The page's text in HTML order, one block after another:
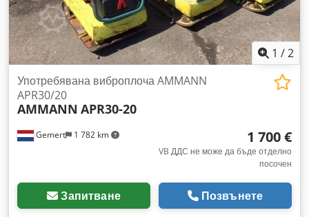
1 /2
Gemert 1 782 km
Употребявана виброплоча AMMANN
APR30/20
AMMANN APR30-20
1 700 €
VB ДДС не може да бъде отделно
посочен
Запитване Позвънете